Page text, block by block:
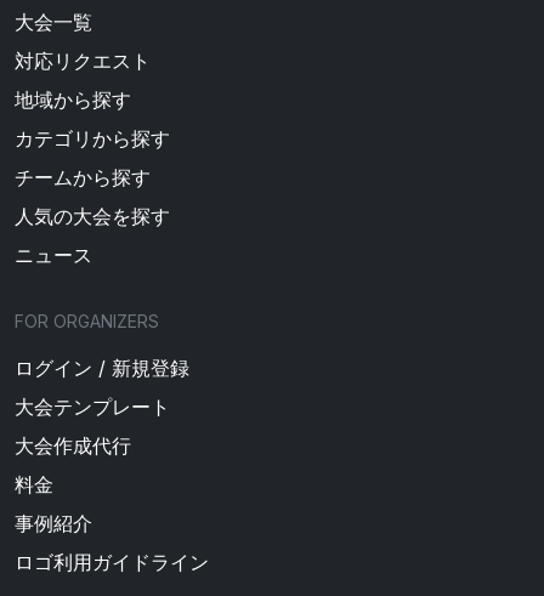
大会一覧
対応リクエスト
地域から探す
カテゴリから探す
チームから探す
人気の大会を探す
ニュース
FOR ORGANIZERS
ログイン / 新規登録
大会テンプレート
大会作成代行
料金
事例紹介
ロゴ利用ガイドライン